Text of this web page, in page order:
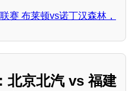
赛 布莱顿vs诺丁汉森林，
北京北汽 vs 福建